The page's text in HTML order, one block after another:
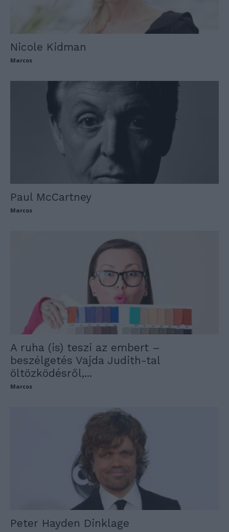
Nicole Kidman
Marcos
Paul McCartney
Marcos
A ruha (is) teszi az embert –
beszélgetés Vajda Judith-tal
öltözködésről,...
Marcos
Peter Hayden Dinklage